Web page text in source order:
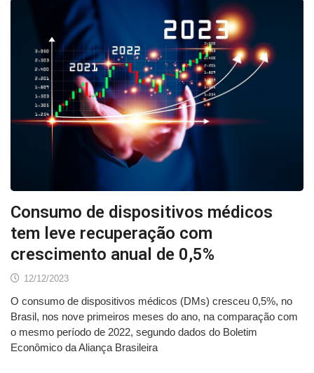
Consumo de dispositivos médicos
tem leve recuperação com
crescimento anual de 0,5%
12/12/2023
O consumo de dispositivos médicos (DMs) cresceu 0,5%, no
Brasil, nos nove primeiros meses do ano, na comparação com
o mesmo período de 2022, segundo dados do Boletim
Econômico da Aliança Brasileira